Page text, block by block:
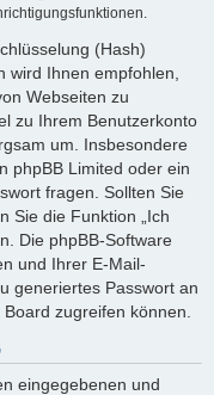
(Hash)
wird Ihnen empfohlen,
Webseiten zu
zu Ihrem Benutzerkonto
um. Insbesondere
phpBB Limited oder ein
fragen. Sollten Sie
Sie die Funktion „Ich
Die phpBB-Software
und Ihrer E-Mail-
generiertes Passwort an
zugreifen können.
eingegebenen und